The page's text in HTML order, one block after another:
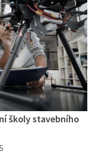
školy stavebního